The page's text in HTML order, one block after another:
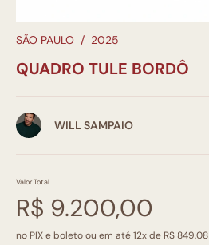
SÃO PAULO / 2025
QUADRO TULE BORDÔ
WILL SAMPAIO
Valor Total
R$ 9.200,00
no PIX e boleto ou em até 12x de R$ 849,08